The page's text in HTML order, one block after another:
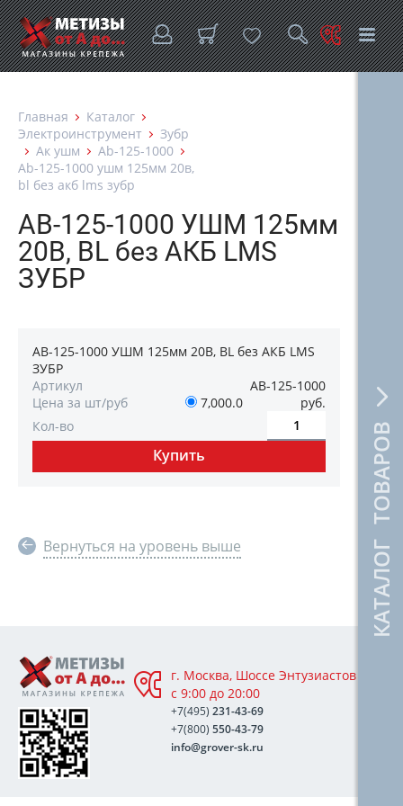
КАТАЛОГ ТОВАРОВ
Главная
Каталог
Электроинструмент
Зубр
Ак ушм
Ab-125-1000
Ab-125-1000 ушм 125мм 20в,
bl без акб lms зубр
AB-125-1000 УШМ 125мм
20В, BL без АКБ LMS
ЗУБР
AB-125-1000 УШМ 125мм 20В, BL без АКБ LMS
ЗУБР
Артикул
AB-125-1000
Цена за шт/руб
7,000.0
руб.
Кол-во
Вернуться на уровень выше
г. Москва, Шоссе Энтузиастов 76А,
с 9:00 до 20:00
+7(495) 231-43-69
+7(800) 550-43-79
info@grover-sk.ru